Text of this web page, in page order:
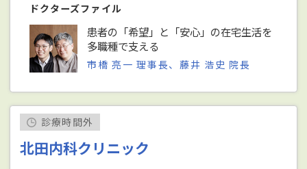
ドクターズファイル
患者の「希望」と「安心」の在宅生活を
多職種で支える
市橋 亮一 理事長、藤井 浩史 院長
診療時間外
北田内科クリニック